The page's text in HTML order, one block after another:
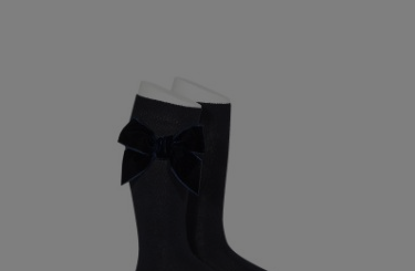
CALCETIN ALTO LAZO TERCIOPELO
CONDOR MARINO 480
12,95 €